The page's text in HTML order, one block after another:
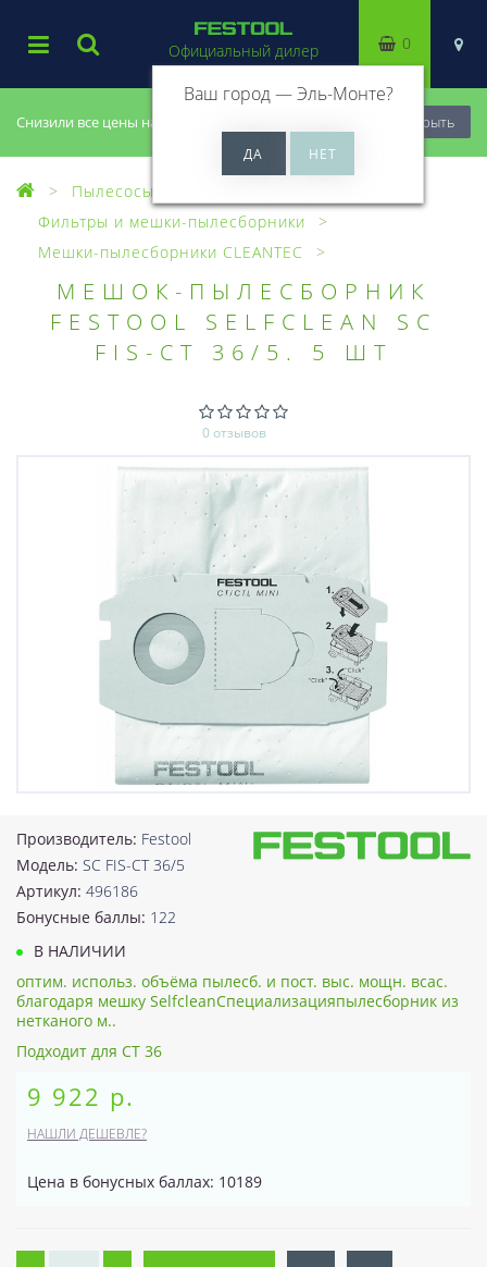
Снизили все цены на 20%, успей купить! Закрыть
Официальный дилер
Ваш город —Эль-Монте?
0
Пылесосы
Фильтры и мешки-пылесборники
Мешки-пылесборники CLEANTEC
МЕШОК-ПЫЛЕСБОРНИК
FESTOOL SELFCLEAN SC
FIS-CT 36/5. 5 ШТ
0 отзывов
Производитель: Festool
Модель: SC FIS-CT 36/5
Артикул: 496186
Бонусные баллы: 122
В НАЛИЧИИ
оптим. использ. объёма пылесб. и пост. выс. мощн. всас.
благодаря мешку SelfcleanСпециализацияпылесборник из
нетканого м..
Подходит для CT 36
9 922 р.
НАШЛИ ДЕШЕВЛЕ?
Цена в бонусных баллах: 10189